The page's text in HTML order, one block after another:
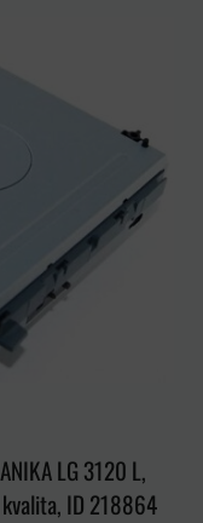
LG 3120 L,
kvalita, ID 218864